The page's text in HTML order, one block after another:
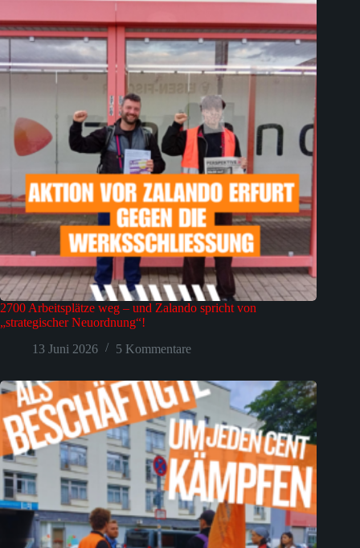
2700 Arbeitsplätze weg – und Zalando spricht von
„strategischer Neuordnung“!
13 Juni 2026
5 Kommentare